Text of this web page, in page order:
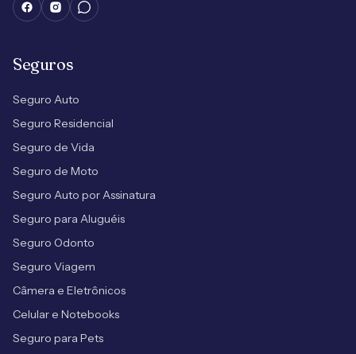
Seguros
Seguro Auto
Seguro Residencial
Seguro de Vida
Seguro de Moto
Seguro Auto por Assinatura
Seguro para Aluguéis
Seguro Odonto
Seguro Viagem
Câmera e Eletrônicos
Celular e Notebooks
Seguro para Pets